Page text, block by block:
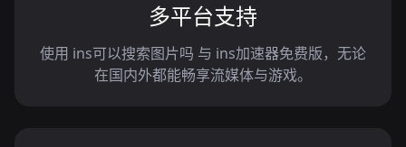
多平台支持
使用 ins可以搜索图片吗 与 ins加速器免费版，无论
在国内外都能畅享流媒体与游戏。